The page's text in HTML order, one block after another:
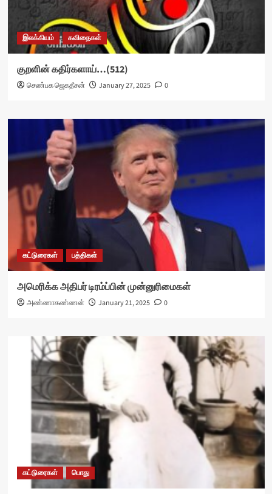
இலக்கியம் கவிதைகள்
குறளின் கதிர்களாய்…(512)
செண்பக ஜெகதீசன் January 27, 2025 0
கட்டுரைகள் பத்திகள்
அமெரிக்க அதிபர் டிரம்ப்பின் முன்னுரிமைகள்
அண்ணாகண்ணன் January 21, 2025 0
கட்டுரைகள் பொது